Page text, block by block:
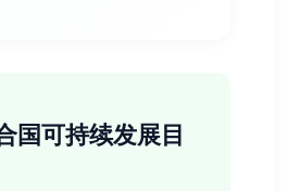
国可持续发展目